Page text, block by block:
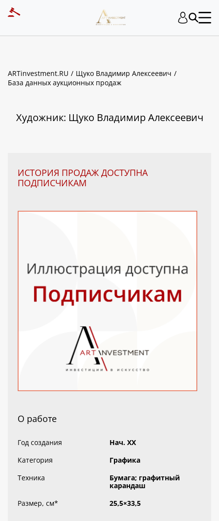
ARTinvestment.RU
Щуко Владимир Алексеевич
База данных аукционных продаж
Художник: Щуко Владимир Алексеевич
ИСТОРИЯ ПРОДАЖ ДОСТУПНА
ПОДПИСЧИКАМ
О работе
Год создания
Нач. XX
Категория
Графика
Техника
Бумага; графитный
карандаш
Размер, см* 25,5×33,5